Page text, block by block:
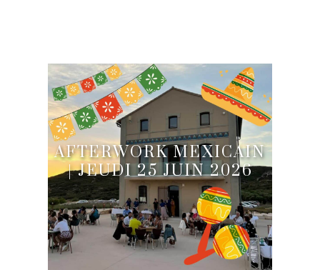
AFTERWORK MEXICAIN
| JEUDI 25 JUIN 2026